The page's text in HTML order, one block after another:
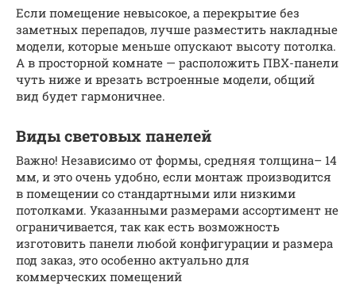
Если помещение невысокое, а перекрытие без
заметных перепадов, лучше разместить накладные
модели, которые меньше опускают высоту потолка.
А в просторной комнате — расположить ПВХ-панели
чуть ниже и врезать встроенные модели, общий
вид будет гармоничнее.
Виды световых панелей
Важно! Независимо от формы, средняя толщина– 14
мм, и это очень удобно, если монтаж производится
в помещении со стандартными или низкими
потолками. Указанными размерами ассортимент не
ограничивается, так как есть возможность
изготовить панели любой конфигурации и размера
под заказ, это особенно актуально для
коммерческих помещений